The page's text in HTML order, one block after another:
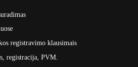
registravimo klausimais
registracija, PVM.